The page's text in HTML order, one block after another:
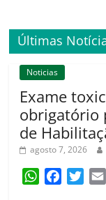
Últimas
Noticias
Exame
obrigatório
de
agosto 7, 2026
W